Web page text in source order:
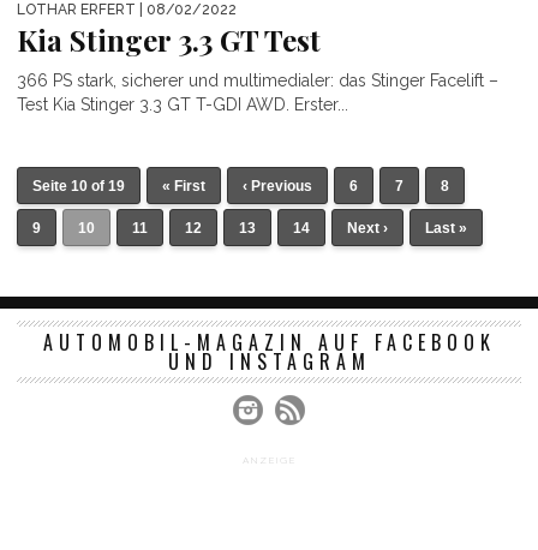
LOTHAR ERFERT | 08/02/2022
Kia Stinger 3.3 GT Test
366 PS stark, sicherer und multimedialer: das Stinger Facelift –
Test Kia Stinger 3.3 GT T-GDI AWD. Erster...
Seite 10 of 19 « First ‹ Previous 6 7 8
9 10 11 12 13 14 Next › Last »
AUTOMOBIL-MAGAZIN AUF FACEBOOK
UND INSTAGRAM
ANZEIGE